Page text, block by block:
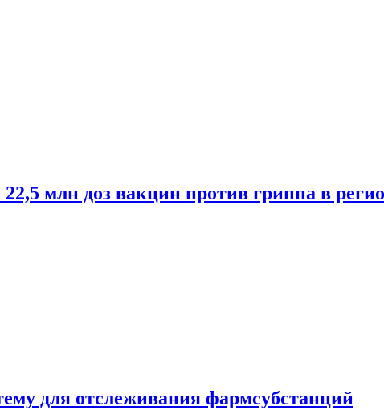
22,5 млн доз вакцин против гриппа в
для отслеживания фармсубстанций